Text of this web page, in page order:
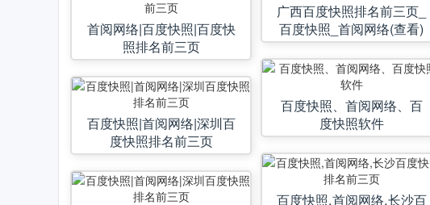
首阅网络|百度快照|百度快
照排名前三页
百度快照|首阅网络|深圳百
度快照排名前三页
广西百度快照排名前三页_
百度快照_首阅网络(查看)
百度快照、首阅网络、百
度快照软件
百度快照,首阅网络,长沙百